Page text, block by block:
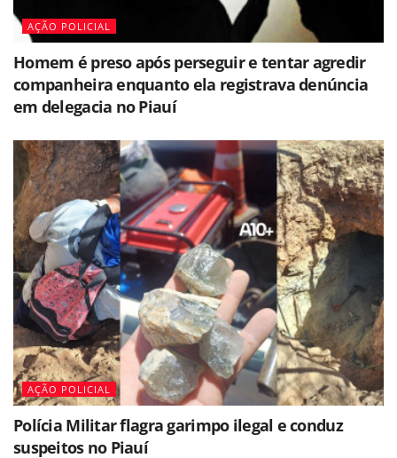
AÇÃO POLICIAL
Homem é preso após perseguir e tentar agredir
companheira enquanto ela registrava denúncia
em delegacia no Piauí
AÇÃO POLICIAL
Polícia Militar flagra garimpo ilegal e conduz
suspeitos no Piauí